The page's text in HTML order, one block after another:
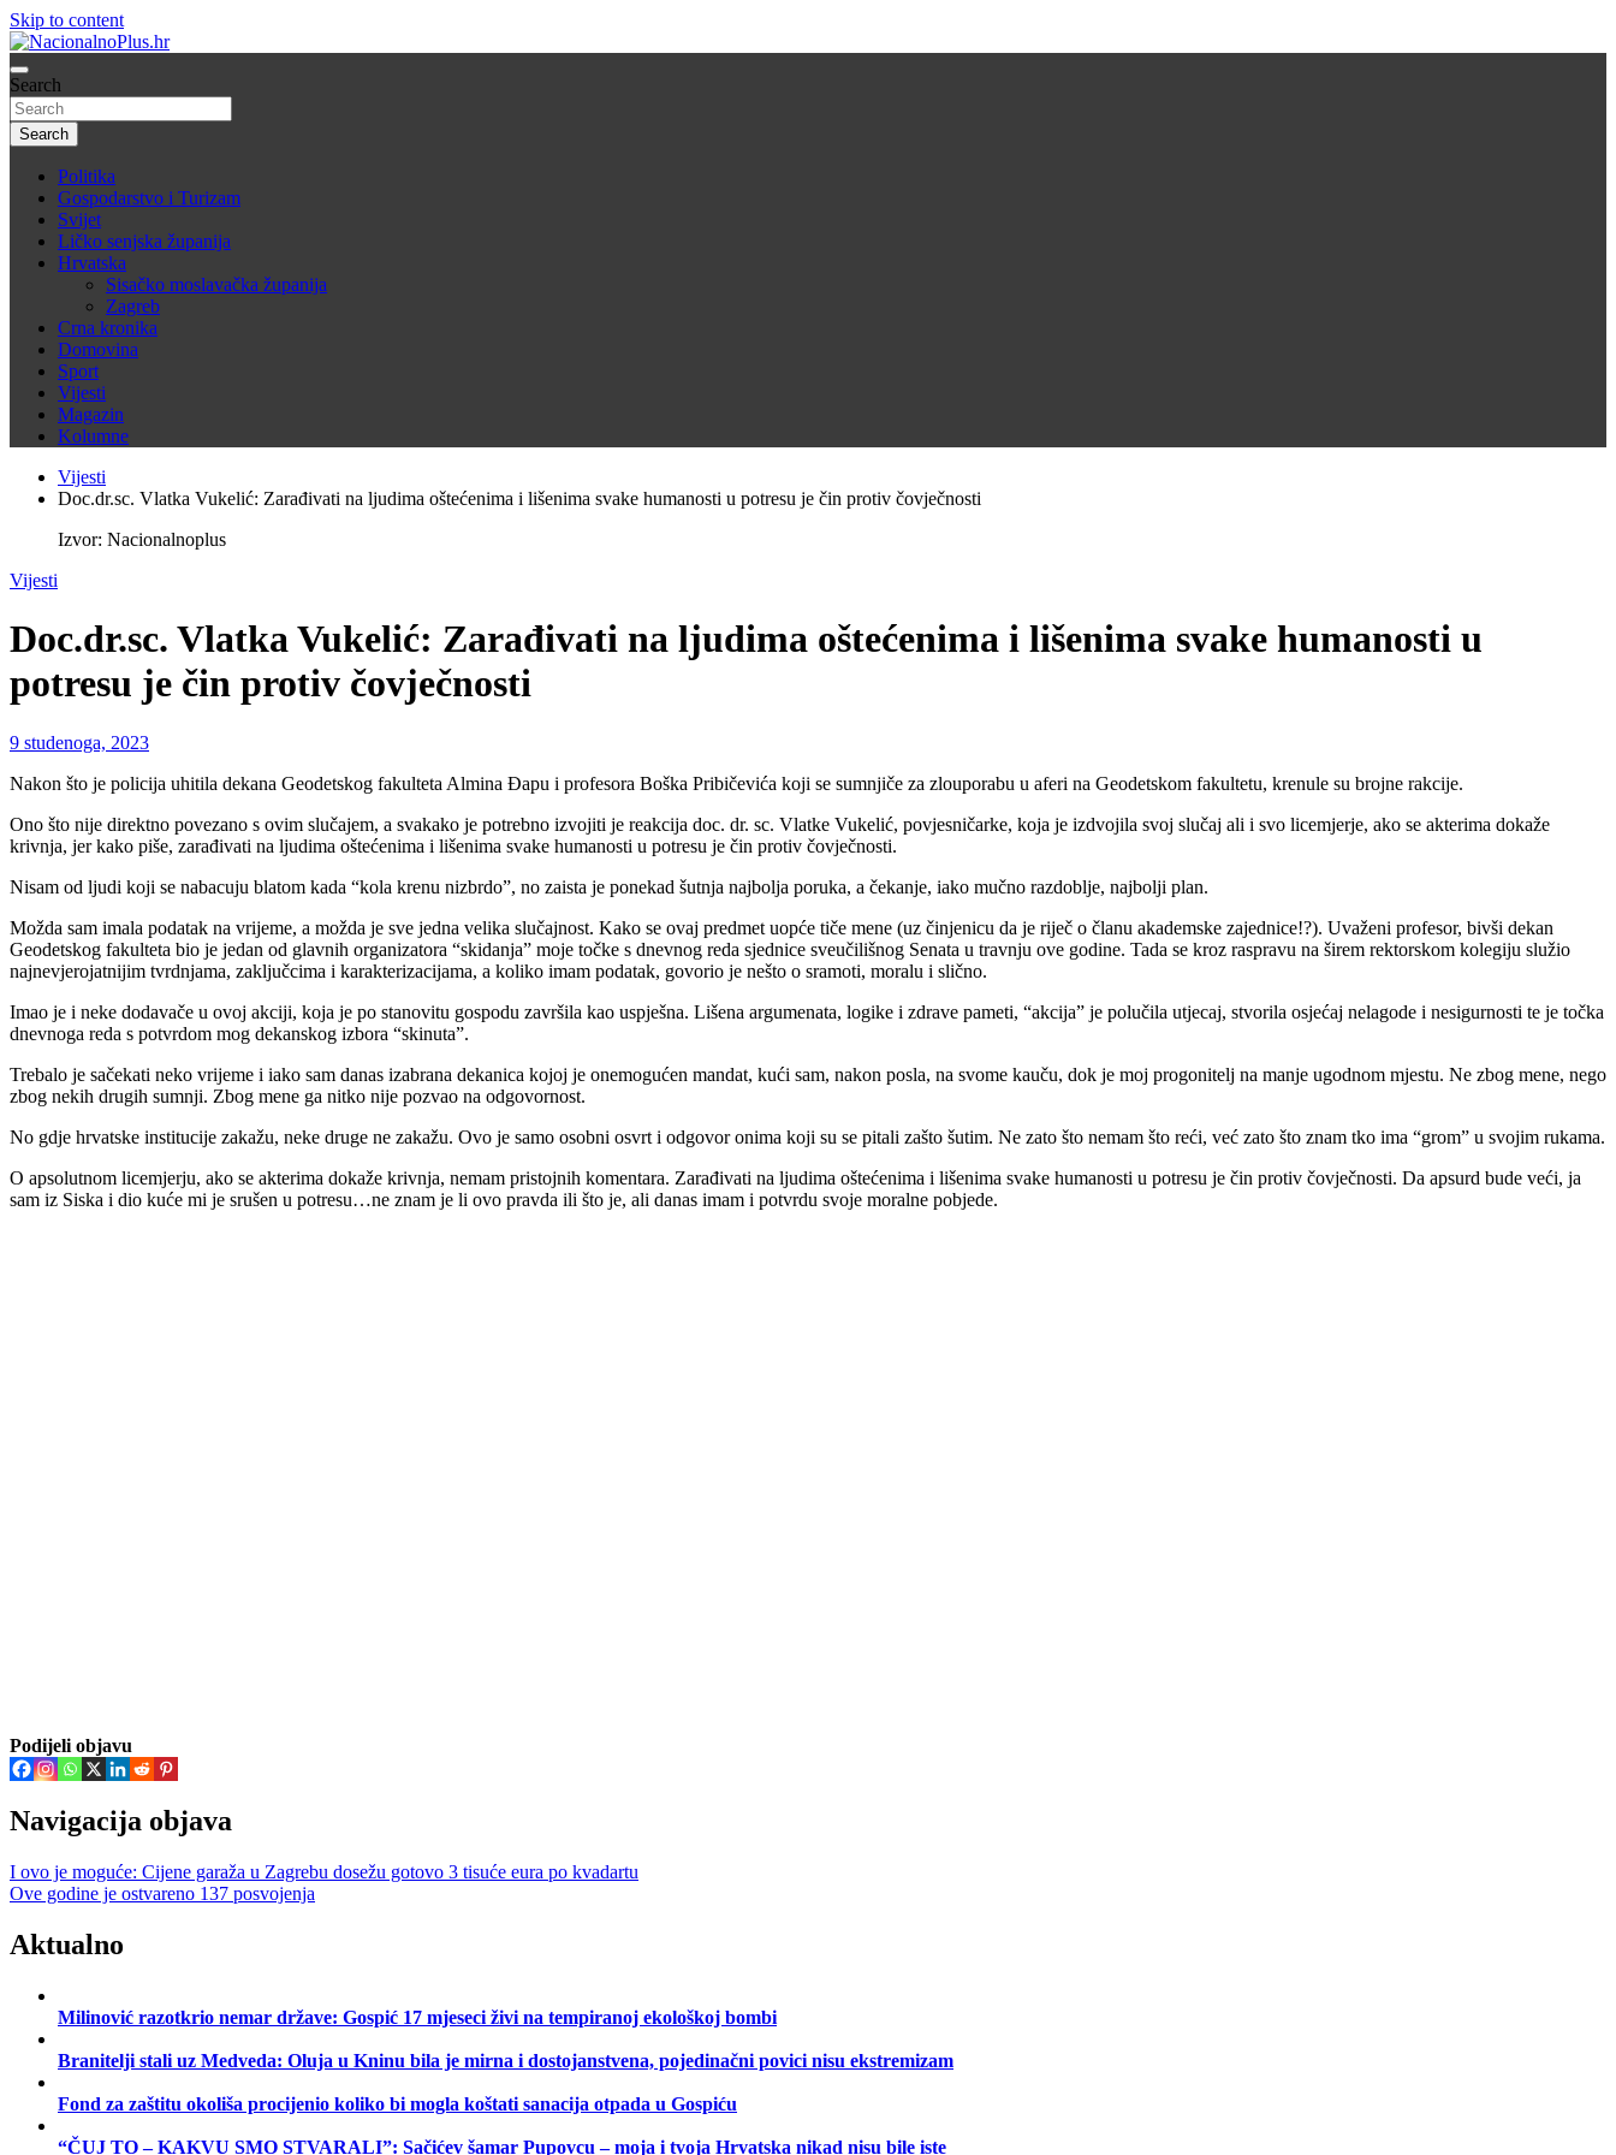
Skip to content
NacionalnoPlus.hr
Nacija želi znati više
Search
Search
Politika
Gospodarstvo i Turizam
Svijet
Ličko senjska županija
Hrvatska
Sisačko moslavačka županija
Zagreb
Crna kronika
Domovina
Sport
Vijesti
Magazin
Kolumne
Vijesti
Doc.dr.sc. Vlatka Vukelić: Zarađivati na ljudima oštećenima i lišenima svake humanosti u potresu je čin protiv čovječnosti
Izvor: Nacionalnoplus
Vijesti
Doc.dr.sc. Vlatka Vukelić: Zarađivati na ljudima oštećenima i lišenima svake humanosti u
potresu je čin protiv čovječnosti
9 studenoga, 2023
Nakon što je policija uhitila dekana Geodetskog fakulteta Almina Đapu i profesora Boška Pribičevića koji se sumnjiče za zlouporabu u aferi na Geodetskom fakultetu, krenule su brojne rakcije.
Ono što nije direktno povezano s ovim slučajem, a svakako je potrebno izvojiti je reakcija doc. dr. sc. Vlatke Vukelić, povjesničarke, koja je izdvojila svoj slučaj ali i svo licemjerje, ako se akterima dokaže
krivnja, jer kako piše, zarađivati na ljudima oštećenima i lišenima svake humanosti u potresu je čin protiv čovječnosti.
Nisam od ljudi koji se nabacuju blatom kada “kola krenu nizbrdo”, no zaista je ponekad šutnja najbolja poruka, a čekanje, iako mučno razdoblje, najbolji plan.
Možda sam imala podatak na vrijeme, a možda je sve jedna velika slučajnost. Kako se ovaj predmet uopće tiče mene (uz činjenicu da je riječ o članu akademske zajednice!?). Uvaženi profesor, bivši dekan
Geodetskog fakulteta bio je jedan od glavnih organizatora “skidanja” moje točke s dnevnog reda sjednice sveučilišnog Senata u travnju ove godine. Tada se kroz raspravu na širem rektorskom kolegiju služio
najnevjerojatnijim tvrdnjama, zaključcima i karakterizacijama, a koliko imam podatak, govorio je nešto o sramoti, moralu i slično.
Imao je i neke dodavače u ovoj akciji, koja je po stanovitu gospodu završila kao uspješna. Lišena argumenata, logike i zdrave pameti, “akcija” je polučila utjecaj, stvorila osjećaj nelagode i nesigurnosti te je točka
dnevnoga reda s potvrdom mog dekanskog izbora “skinuta”.
Trebalo je sačekati neko vrijeme i iako sam danas izabrana dekanica kojoj je onemogućen mandat, kući sam, nakon posla, na svome kauču, dok je moj progonitelj na manje ugodnom mjestu. Ne zbog mene, nego
zbog nekih drugih sumnji. Zbog mene ga nitko nije pozvao na odgovornost.
No gdje hrvatske institucije zakažu, neke druge ne zakažu. Ovo je samo osobni osvrt i odgovor onima koji su se pitali zašto šutim. Ne zato što nemam što reći, već zato što znam tko ima “grom” u svojim rukama.
O apsolutnom licemjerju, ako se akterima dokaže krivnja, nemam pristojnih komentara. Zarađivati na ljudima oštećenima i lišenima svake humanosti u potresu je čin protiv čovječnosti. Da apsurd bude veći, ja
sam iz Siska i dio kuće mi je srušen u potresu…ne znam je li ovo pravda ili što je, ali danas imam i potvrdu svoje moralne pobjede.
Podijeli objavu
Navigacija objava
I ovo je moguće: Cijene garaža u Zagrebu dosežu gotovo 3 tisuće eura po kvadartu
Ove godine je ostvareno 137 posvojenja
Aktualno
Milinović razotkrio nemar države: Gospić 17 mjeseci živi na tempiranoj ekološkoj bombi
Branitelji stali uz Medveda: Oluja u Kninu bila je mirna i dostojanstvena, pojedinačni povici nisu ekstremizam
Fond za zaštitu okoliša procijenio koliko bi mogla koštati sanacija otpada u Gospiću
“ČUJ TO – KAKVU SMO STVARALI”: Sačićev šamar Pupovcu – moja i tvoja Hrvatska nikad nisu bile iste